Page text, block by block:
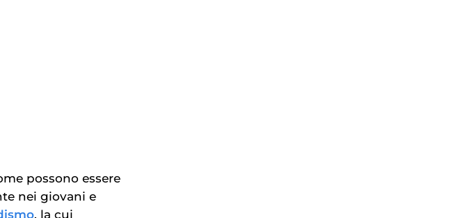
possono essere
nei giovani e
, la cui